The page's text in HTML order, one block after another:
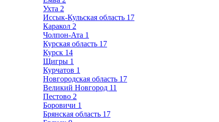
Ухта 2
Иссык-Кульская область 17
Каракол 2
Чолпон-Ата 1
Курская область 17
Курск 14
Щигры 1
Курчатов 1
Новгородская область 17
Великий Новгород 11
Пестово 2
Боровичи 1
Брянская область 17